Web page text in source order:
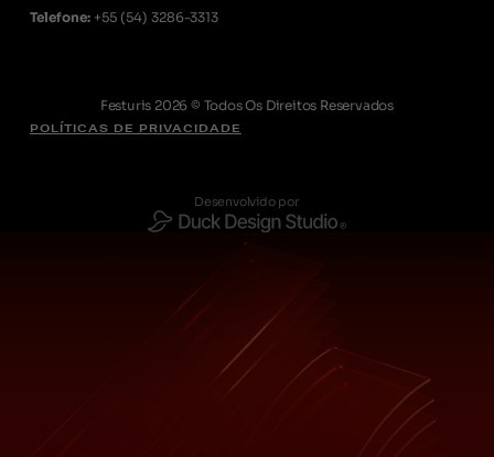
Telefone: +55 (54) 3286-3313
Festuris 2026 © Todos Os Direitos Reservados
POLÍTICAS DE PRIVACIDADE
Desenvolvido por